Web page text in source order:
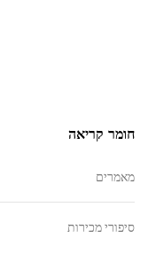
חומר קריאה
מאמרים
סיפורי מכירות